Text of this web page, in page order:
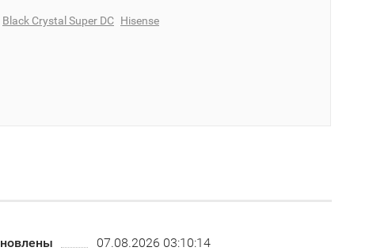
Black Crystal Super DC Hisense
07.08.2026 03:10:14